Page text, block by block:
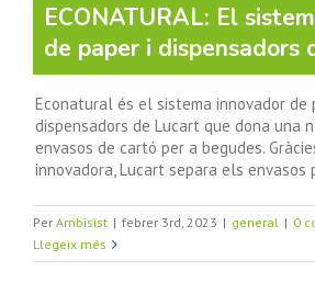
ECONATURAL: El
de paper i dispensadors
Econatural és el sistema innovador de
dispensadors de Lucart que dona una
envasos de cartó per a begudes.
innovadora, Lucart separa els envasos
Per Ambisist | febrer 3rd, 2023 | general | 0
Llegeix més